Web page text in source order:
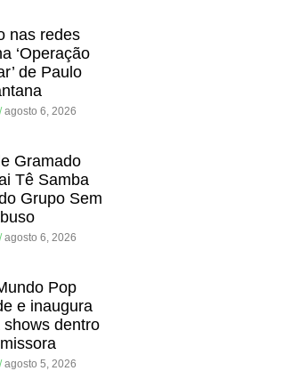
nas redes
‘Operação
de Paulo
agosto 6, 2026
Gramado
Tê Samba
Grupo Sem
agosto 6, 2026
Pop
e inaugura
shows dentro
agosto 5, 2026